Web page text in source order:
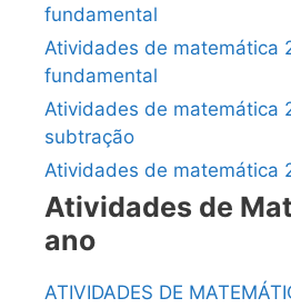
fundamental
Atividades de matemática
fundamental
Atividades de matemática
subtração
Atividades de matemática
Atividades de
ano
ATIVIDADES DE